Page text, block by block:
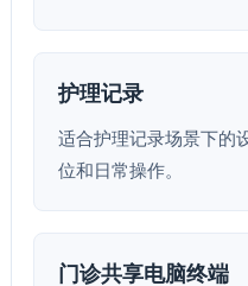
护理记录
适合护理记录场景下的
位和日常操作。
门诊共享电脑终端